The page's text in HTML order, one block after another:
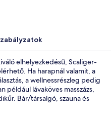
elhelyezkedésű, Scaliger-
Ha harapnál valamit, a
a wellnessrészleg pedig
például lávaköves masszázs,
Bár/társalgó, szauna és